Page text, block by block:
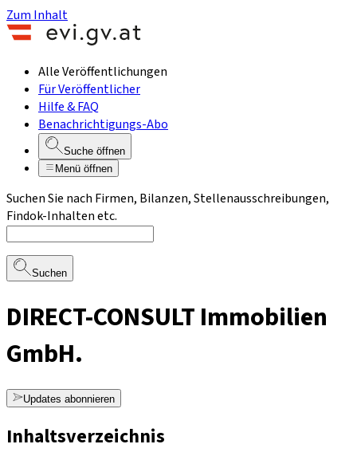
Zum Inhalt
Alle Veröffentlichungen
Für Veröffentlicher
Hilfe & FAQ
Benachrichtigungs-Abo
Suche öffnen
Menü öffnen
Suchen Sie nach Firmen, Bilanzen, Stellenausschreibungen,
Findok-Inhalten etc.
Suchen
DIRECT-CONSULT Immobilien
GmbH.
Updates abonnieren
Inhaltsverzeichnis